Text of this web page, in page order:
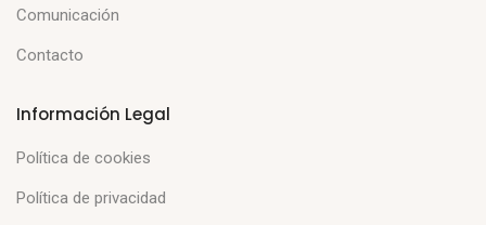
Comunicación
Contacto
Información Legal
Política de cookies
Política de privacidad